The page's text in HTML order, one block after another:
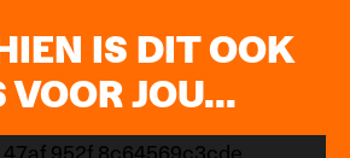
IS DIT OOK
VOOR JOU...